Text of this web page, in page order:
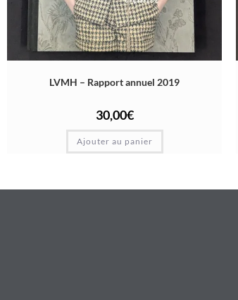
LVMH – Rapport annuel 2019
30,00€
Ajouter au panier